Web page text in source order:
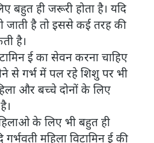
बहुत ही जरूरी होता है। यदि
जाती है तो इससे कई तरह की
है।
ई का सेवन करना चाहिए
से गर्भ में पल रहे शिशु पर भी
और बच्चे दोनों के लिए
के लिए भी बहुत ही
महिला विटामिन ई की